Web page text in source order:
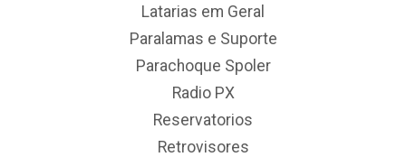
Latarias em Geral
Paralamas e Suporte
Parachoque Spoler
Radio PX
Reservatorios
Retrovisores